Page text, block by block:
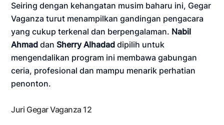
Seiring dengan kehangatan musim baharu ini, Gegar
Vaganza turut menampilkan gandingan pengacara
yang cukup terkenal dan berpengalaman. Nabil
Ahmad danSherry Alhadad dipilih untuk
mengendalikan program ini membawa gabungan
ceria, profesional dan mampu menarik perhatian
penonton.
Juri Gegar Vaganza 12